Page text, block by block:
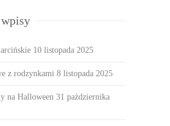
10 listopada 2025
z rodzynkami 8 listopada 2025
na Halloween 31 października